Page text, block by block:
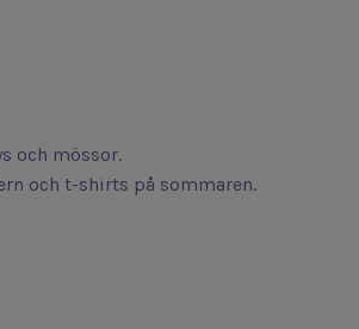
och mössor.
och t-shirts på sommaren.